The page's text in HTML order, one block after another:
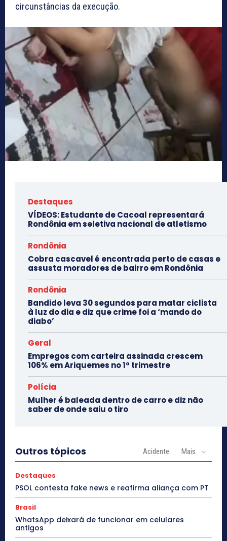
circunstâncias da execução.
Destaques
VÍDEOS: Estudante de Cacoal representará
Rondônia em seletiva nacional de atletismo
Rondônia
Cobra cascavel é encontrada perto de casas e
assusta moradores de bairro em Rondônia
Rondônia
Bandido leva 30 segundos para matar ciclista
à luz do dia e diz que crime foi a ‘mando do
diabo’
Geral
Empregos com carteira assinada crescem
106% em Ariquemes no 1º trimestre
Polícia
Mulher é baleada dentro de carro e diz não
saber de onde saiu o tiro
Outros tópicos Acidente Mais
Destaques
PSOL contesta fake news e reafirma aliança com PT
Brasil
WhatsApp deixará de funcionar em celulares
antigos